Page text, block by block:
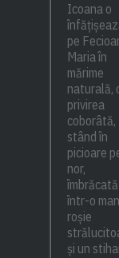
Icoana o
pe
Maria în
mărime
naturală,
privirea
coborâtă,
stând în
picioare
nor,
îmbrăcată
într-o
roșie
și un